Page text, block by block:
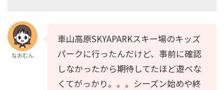
なおむん
車山高原SKYAPARKスキー場のキッズ
パークに行ったんだけど、事前に確認
しなかったから期待してたほど遊べな
くてがっかり。。。シーズン始めや終